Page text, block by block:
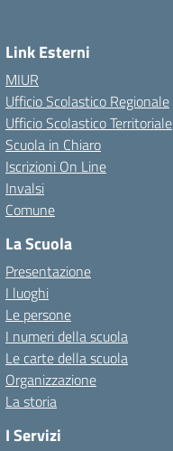
Link Esterni
MIUR
Ufficio Scolastico Regionale
Ufficio Scolastico Territoriale
Scuola in Chiaro
Iscrizioni On Line
Invalsi
Comune
La Scuola
Presentazione
I luoghi
Le persone
I numeri della scuola
Le carte della scuola
Organizzazione
La storia
I Servizi